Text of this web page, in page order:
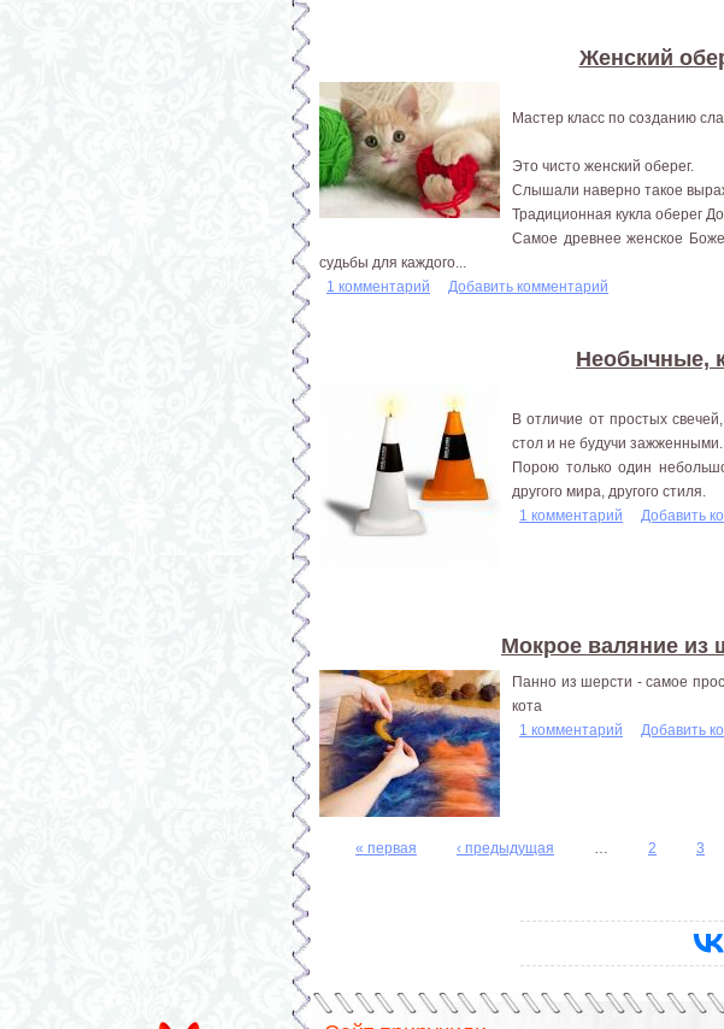
Женский
Мастер класс по созданию
Это чисто женский оберег.
Слышали наверно такое
Традиционная кукла оберег
Самое древнее женское
судьбы для каждого...
1 комментарий
Добавить комментарий
Необычные,
В отличие от простых
стол и не будучи зажженными.
Порою только один
другого мира, другого стиля.
1 комментарий
Добавить
Мокрое валяние из
Панно из шерсти - самое
кота
1 комментарий
Добавить
« первая ‹ предыдущая 2 3